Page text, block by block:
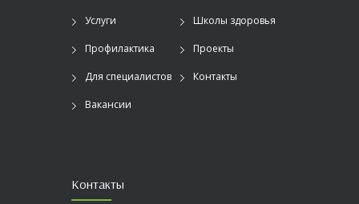
Услуги Школы здоровья
Профилактика Проекты
Для специалистов Контакты
Вакансии
Контакты